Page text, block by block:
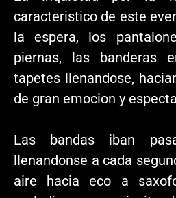
caracteristico de este
la espera, los
piernas, las banderas
tapetes llenandose,
de gran emocion y
Las bandas iban
llenandonse a cada
aire hacia eco a